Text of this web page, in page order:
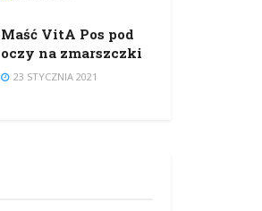
Maść VitA Pos pod
oczy na zmarszczki
23 STYCZNIA 2021